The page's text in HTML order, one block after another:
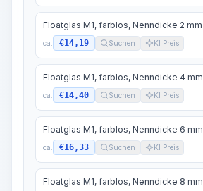
Floatglas M1, farblos, Nenndicke 2 mm
ca. €14,19 Suchen KI Preis
Floatglas M1, farblos, Nenndicke 4 mm
ca. €14,40 Suchen KI Preis
Floatglas M1, farblos, Nenndicke 6 mm
ca. €16,33 Suchen KI Preis
Floatglas M1, farblos, Nenndicke 8 mm